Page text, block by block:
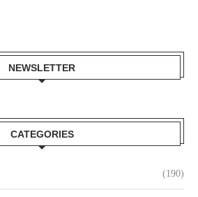
NEWSLETTER
CATEGORIES
(190)